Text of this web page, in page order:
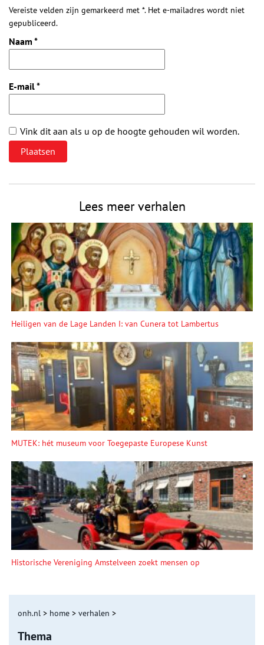
Vereiste velden zijn gemarkeerd met *. Het e-mailadres wordt niet
gepubliceerd.
Naam *
E-mail*
Vink dit aan als u op de hoogte gehouden wil worden.
Lees meer verhalen
Heiligen van de Lage Landen I: van Cunera tot Lambertus
MUTEK: hét museum voor Toegepaste Europese Kunst
Historische Vereniging Amstelveen zoekt mensen op
onh.nl > home > verhalen >
Thema